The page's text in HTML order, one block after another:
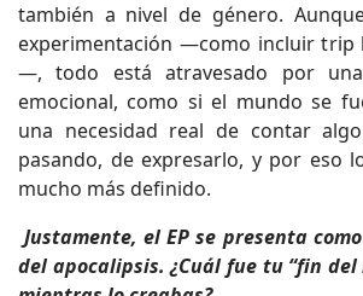
también a nivel de género.
experimentación —como incluir trip
—, todo está atravesado por
emocional, como si el mundo se
una necesidad real de contar
pasando, de expresarlo, y por eso
mucho más definido.
Justamente, el EP se presenta
del apocalipsis. ¿Cuál fue tu “fin del